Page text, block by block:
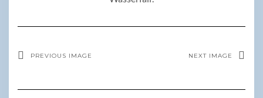
PREVIOUS IMAGE NEXT IMAGE